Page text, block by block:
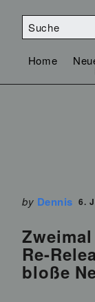
Home
by Dennis 6.
Re-
bloße